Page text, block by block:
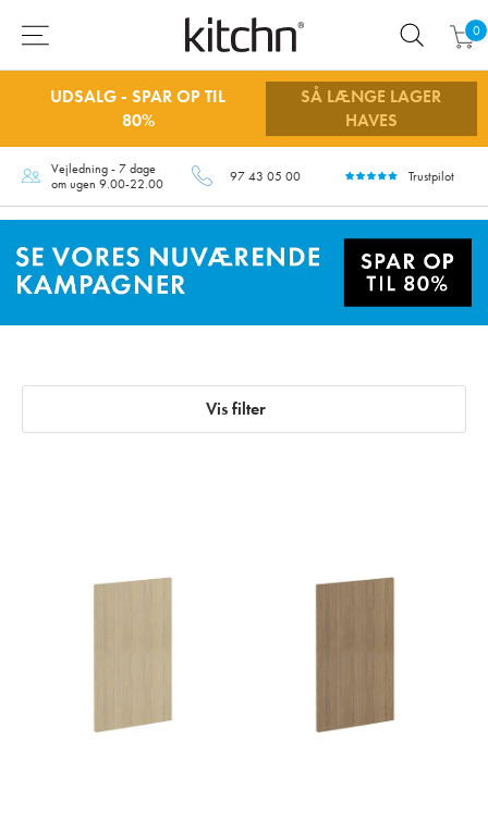
0
UDSALG - SPAR OP TIL
80%
SÅ LÆNGE LAGER
HAVES
Vejledning - 7 dage
om ugen 9.00-22.00
97 43 05 00 Trustpilot
Vis filter